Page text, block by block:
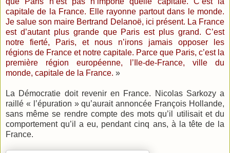
capitale de la France. Elle rayonne partout dans le monde.
Je salue son maire Bertrand Delanoë, ici présent. La France
est d’autant plus grande que Paris est plus grand. C’est
notre fierté, Paris, et nous n’irons jamais opposer les
régions de France et notre capitale. Parce que Paris, c’est la
première région européenne, l’Ile-de-France, ville du
monde, capitale de la France. »
La Démocratie doit revenir en France. Nicolas Sarkozy a
raillé « l’épuration » qu’aurait annoncée François Hollande,
sans même se rendre compte des mots qu’il utilisait et du
comportement qu’il a eu, pendant cinq ans, à la tête de la
France.